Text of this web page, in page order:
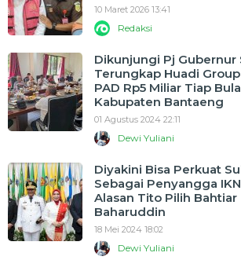
10 Maret 2026 13:41
Redaksi
Dikunjungi Pj Gubernur
Terungkap Huadi
PAD Rp5 Miliar Tiap
Kabupaten Bantaeng
01 Agustus 2024 22:11
Dewi Yuliani
Diyakini Bisa Perkuat
Sebagai Penyangga
Alasan Tito Pilih Bahtiar
Baharuddin
18 Mei 2024 18:02
Dewi Yuliani